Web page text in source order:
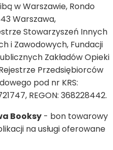
w Warszawie, Rondo
Warszawa,
Stowarzyszeń Innych
i Zawodowych, Fundacji
Zakładów Opieki
Przedsiębiorców
pod nr KRS:
REGON: 368228442.
Booksy - bon towarowy
na usługi oferowane